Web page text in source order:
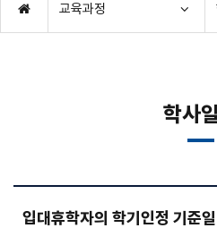
교육과정
학사
입대휴학자의 학기인정 기준일